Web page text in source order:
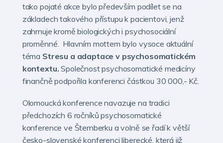
tako pojaté akce bylo především podílet se na
základech takového přístupu k pacientovi, jenž
zahrnuje kromě biologických i psychosociální
proměnné. Hlavním mottem bylo vysoce aktuální
téma Stresu a adaptace v psychosomatickém
kontextu.Společnost psychosomatické medicíny
finančně podpořila konferenci částkou 30 000,- Kč.
Olomoucká konference navazuje na tradici
předchozích 6 ročníků psychosomatické
konference ve Šternberku a volně se řadí k větší
česko-slovenské konferenci liberecké, která již